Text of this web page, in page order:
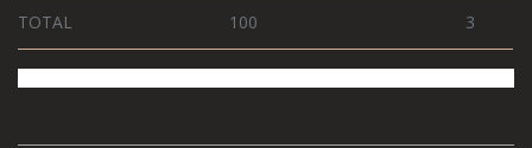
TOTAL 100 3